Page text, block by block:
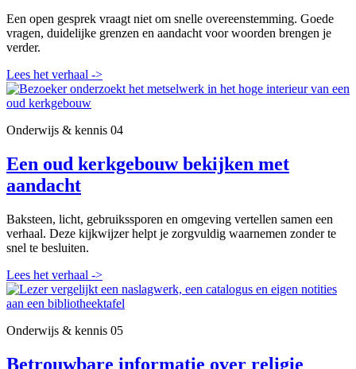
Een open gesprek vraagt niet om snelle overeenstemming. Goede
vragen, duidelijke grenzen en aandacht voor woorden brengen je
verder.
Lees het verhaal ->
Onderwijs & kennis 04
Een oud kerkgebouw bekijken met
aandacht
Baksteen, licht, gebruikssporen en omgeving vertellen samen een
verhaal. Deze kijkwijzer helpt je zorgvuldig waarnemen zonder te
snel te besluiten.
Lees het verhaal ->
Onderwijs & kennis 05
Betrouwbare informatie over religie